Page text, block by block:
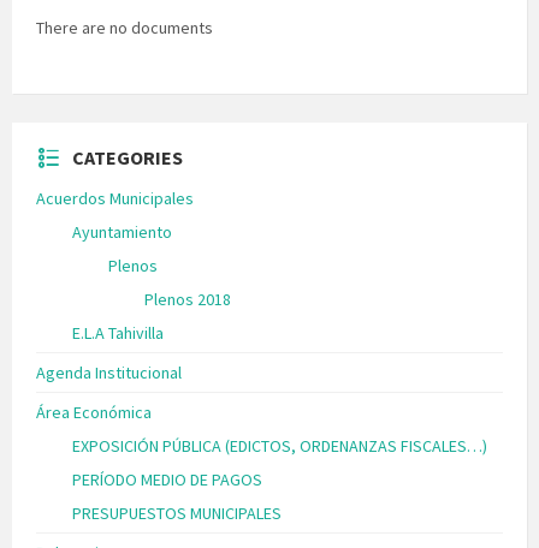
There are no documents
CATEGORIES
Acuerdos Municipales
Ayuntamiento
Plenos
Plenos 2018
E.L.A Tahivilla
Agenda Institucional
Área Económica
EXPOSICIÓN PÚBLICA (EDICTOS, ORDENANZAS FISCALES…)
PERÍODO MEDIO DE PAGOS
PRESUPUESTOS MUNICIPALES